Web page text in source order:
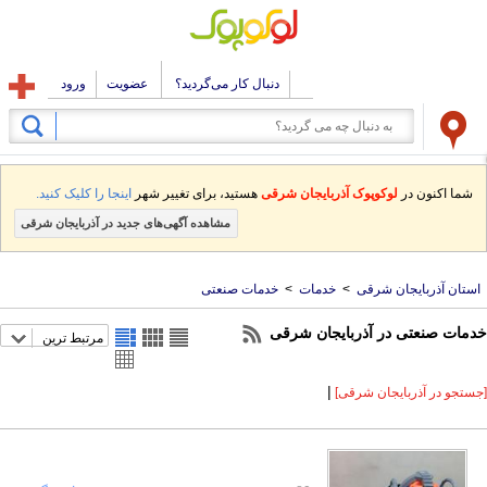
دنبال کار می‌گردید؟ عضویت ورود
شما اکنون در لوکوپوک آذربایجان شرقی هستید، برای تغییر شهر اینجا را کلیک کنید.
مشاهده آگهی‌های جدید در آذربایجان شرقی
استان آذربایجان شرقی > خدمات > خدمات صنعتی
خدمات صنعتی در آذربایجان شرقی مرتبط ترین
[جستجو در آذربایجان شرقی] |